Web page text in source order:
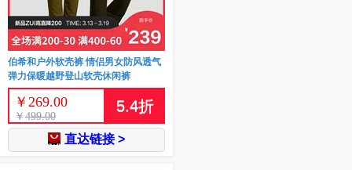
伯希和户外软壳裤 情侣男女防风透气
弹力保暖越野登山软壳休闲裤
￥ 269.00
￥ 499.00
5.4折
直达链接 >